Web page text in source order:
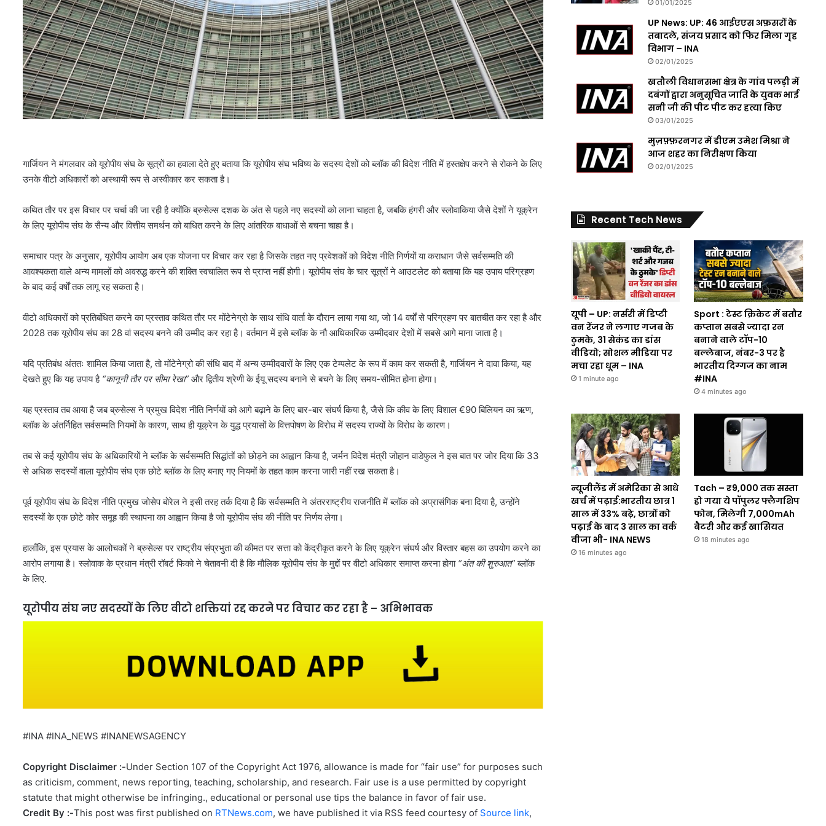
गार्जियन ने मंगलवार को यूरोपीय संघ के सूत्रों का हवाला देते हुए बताया कि यूरोपीय संघ भविष्य के सदस्य देशों को ब्लॉक की विदेश नीति में हस्तक्षेप करने से रोकने के लिए
उनके वीटो अधिकारों को अस्थायी रूप से अस्वीकार कर सकता है।
कथित तौर पर इस विचार पर चर्चा की जा रही है क्योंकि ब्रुसेल्स दशक के अंत से पहले नए सदस्यों को लाना चाहता है, जबकि हंगरी और स्लोवाकिया जैसे देशों ने यूक्रेन
के लिए यूरोपीय संघ के सैन्य और वित्तीय समर्थन को बाधित करने के लिए आंतरिक बाधाओं से बचना चाहा है।
समाचार पत्र के अनुसार, यूरोपीय आयोग अब एक योजना पर विचार कर रहा है जिसके तहत नए प्रवेशकों को विदेश नीति निर्णयों या कराधान जैसे सर्वसम्मति की
आवश्यकता वाले अन्य मामलों को अवरुद्ध करने की शक्ति स्वचालित रूप से प्राप्त नहीं होगी। यूरोपीय संघ के चार सूत्रों ने आउटलेट को बताया कि यह उपाय परिग्रहण
के बाद कई वर्षों तक लागू रह सकता है।
वीटो अधिकारों को प्रतिबंधित करने का प्रस्ताव कथित तौर पर मोंटेनेग्रो के साथ संधि वार्ता के दौरान लाया गया था, जो 14 वर्षों से परिग्रहण पर बातचीत कर रहा है और
2028 तक यूरोपीय संघ का 28 वां सदस्य बनने की उम्मीद कर रहा है। वर्तमान में इसे ब्लॉक के नौ आधिकारिक उम्मीदवार देशों में सबसे आगे माना जाता है।
यदि प्रतिबंध अंततः शामिल किया जाता है, तो मोंटेनेग्रो की संधि बाद में अन्य उम्मीदवारों के लिए एक टेम्पलेट के रूप में काम कर सकती है, गार्जियन ने दावा किया, यह
देखते हुए कि यह उपाय है “कानूनी तौर पर सीमा रेखा” और द्वितीय श्रेणी के ईयू सदस्य बनाने से बचने के लिए समय-सीमित होना होगा।
यह प्रस्ताव तब आया है जब ब्रुसेल्स ने प्रमुख विदेश नीति निर्णयों को आगे बढ़ाने के लिए बार-बार संघर्ष किया है, जैसे कि कीव के लिए विशाल €90 बिलियन का ऋण,
ब्लॉक के अंतर्निहित सर्वसम्मति नियमों के कारण, साथ ही यूक्रेन के युद्ध प्रयासों के वित्तपोषण के विरोध में सदस्य राज्यों के विरोध के कारण।
तब से कई यूरोपीय संघ के अधिकारियों ने ब्लॉक के सर्वसम्मति सिद्धांतों को छोड़ने का आह्वान किया है, जर्मन विदेश मंत्री जोहान वाडेफुल ने इस बात पर जोर दिया कि 33
से अधिक सदस्यों वाला यूरोपीय संघ एक छोटे ब्लॉक के लिए बनाए गए नियमों के तहत काम करना जारी नहीं रख सकता है।
पूर्व यूरोपीय संघ के विदेश नीति प्रमुख जोसेप बोरेल ने इसी तरह तर्क दिया है कि सर्वसम्मति ने अंतरराष्ट्रीय राजनीति में ब्लॉक को अप्रासंगिक बना दिया है, उन्होंने
सदस्यों के एक छोटे कोर समूह की स्थापना का आह्वान किया है जो यूरोपीय संघ की नीति पर निर्णय लेगा।
हालाँकि, इस प्रयास के आलोचकों ने ब्रुसेल्स पर राष्ट्रीय संप्रभुता की कीमत पर सत्ता को केंद्रीकृत करने के लिए यूक्रेन संघर्ष और विस्तार बहस का उपयोग करने का
आरोप लगाया है। स्लोवाक के प्रधान मंत्री रॉबर्ट फिको ने चेतावनी दी है कि मौलिक यूरोपीय संघ के मुद्दों पर वीटो अधिकार समाप्त करना होगा “अंत की शुरुआत”ब्लॉक
के लिए.
यूरोपीय संघ नए सदस्यों के लिए वीटो शक्तियां रद्द करने पर विचार कर रहा है – अभिभावक
#INA #INA_NEWS #INANEWSAGENCY
Copyright Disclaimer :-Under Section 107 of the Copyright Act 1976, allowance is made for “fair use” for purposes such
as criticism, comment, news reporting, teaching, scholarship, and research. Fair use is a use permitted by copyright
statute that might otherwise be infringing., educational or personal use tips the balance in favor of fair use.
Credit By :-This post was first published on RTNews.com, we have published it via RSS feed courtesy of Source link,
01/01/2025
UP News: UP: 46 आईएएस अफ़सरों के
तबादले, संजय प्रसाद को फिर मिला गृह
विभाग – INA
02/01/2025
खतौली विधानसभा क्षेत्र के गांव पलड़ी में
दबंगों द्वारा अनुसूचित जाति के युवक भाई
सनी जी की पीट पीट कर हत्या किए
03/01/2025
मुज़फ़्फ़रनगर में डीएम उमेश मिश्रा ने
आज शहर का निरीक्षण किया
02/01/2025
Recent Tech News
यूपी – UP: नर्सरी में डिप्टी
वन रेंजर ने लगाए गजब के
ठुमके, 31 सेकंड का डांस
वीडियो; सोशल मीडिया पर
मचा रहा धूम – INA
1 minute ago
Sport : टेस्ट क्रिकेट में बतौर
कप्तान सबसे ज्यादा रन
बनाने वाले टॉप-10
बल्लेबाज, नंबर-3 पर है
भारतीय दिग्गज का नाम
#INA
4 minutes ago
न्यूजीलैंड में अमेरिका से आधे
खर्च में पढ़ाई:भारतीय छात्र 1
साल में 33% बढ़े, छात्रों को
पढ़ाई के बाद 3 साल का वर्क
वीजा भी- INA NEWS
16 minutes ago
Tach – ₹9,000 तक सस्ता
हो गया ये पॉपुलर फ्लैगशिप
फोन, मिलेगी 7,000mAh
बैटरी और कई खासियत
18 minutes ago